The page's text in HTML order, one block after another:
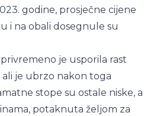
godine, prosječne cijene
i na obali dosegnule su
privremeno je usporila rast
je ubrzo nakon toga
stope su ostale niske, a
potaknuta željom za